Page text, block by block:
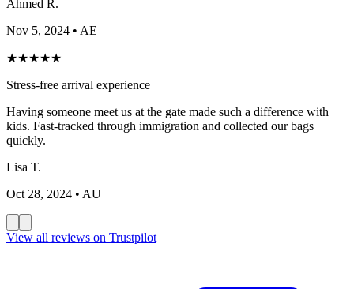
Ahmed R.
Nov 5, 2024 • AE
★★★★★
Stress-free arrival experience
Having someone meet us at the gate made such a difference with
kids. Fast-tracked through immigration and collected our bags
quickly.
Lisa T.
Oct 28, 2024 • AU
View all reviews on Trustpilot